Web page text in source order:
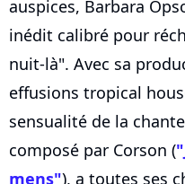
auspices, Barbara
inédit calibré pour
nuit-là". Avec sa
effusions tropical
sensualité de la
composé par Corson (
mens"), a toutes ses